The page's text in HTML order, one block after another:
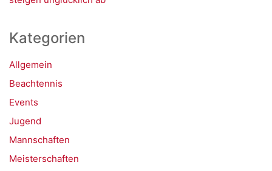
Kategorien
Allgemein
Beachtennis
Events
Jugend
Mannschaften
Meisterschaften